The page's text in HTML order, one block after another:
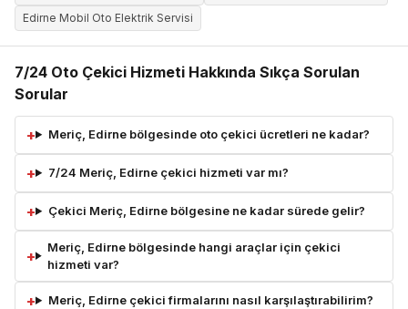
Edirne Mobil Oto Elektrik Servisi
7/24 Oto Çekici Hizmeti Hakkında Sıkça Sorulan
Sorular
Meriç, Edirne bölgesinde oto çekici ücretleri ne kadar?
7/24 Meriç, Edirne çekici hizmeti var mı?
Çekici Meriç, Edirne bölgesine ne kadar sürede gelir?
Meriç, Edirne bölgesinde hangi araçlar için çekici
hizmeti var?
Meriç, Edirne çekici firmalarını nasıl karşılaştırabilirim?